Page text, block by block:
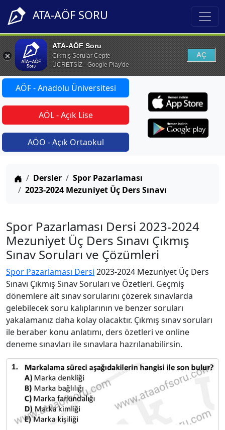
ATA-AÖF SORU
ATA-AÖF Soru
Çıkmış Sorular Cepte
ÜCRETSİZ - Google Play'de
AÇ
AÖF - Anadolu Üniversitesi
AÖL - Açık Lise
AÖO - Açık Ortaokul
Anasayfa
Dersler
Spor Pazarlaması
2023-2024 Mezuniyet Üç Ders Sınavı
Spor Pazarlaması Dersi 2023-2024
Mezuniyet Üç Ders Sınavı Çıkmış
Sınav Soruları ve Çözümleri
Spor Pazarlaması Dersi 2023-2024 Mezuniyet Üç Ders
Sınavı Çıkmış Sınav Soruları ve Özetleri. Geçmiş
dönemlere ait sınav sorularını çözerek sınavlarda
gelebilecek soru kalıplarının ve benzer soruları
yakalamanız daha kolay olacaktır. Çıkmış sınav soruları
ile beraber konu anlatımı, ders özetleri ve online
deneme sınavları ile sınavlara hazrılanabilirsin.